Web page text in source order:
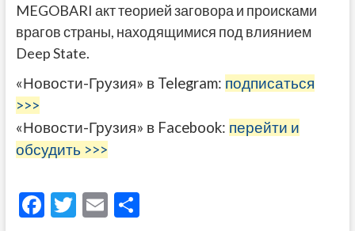
MEGOBARI акт теорией заговора и происками
врагов страны, находящимися под влиянием
Deep State.
«Новости-Грузия» в Telegram: подписаться
>>>
«Новости-Грузия» в Facebook: перейти и
обсудить >>>
F T E О